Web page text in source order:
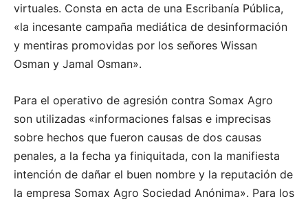
virtuales. Consta en acta de una Escribanía Pública,
«la incesante campaña mediática de desinformación
y mentiras promovidas por los señores Wissan
Osman y Jamal Osman».
Para el operativo de agresión contra Somax Agro
son utilizadas «informaciones falsas e imprecisas
sobre hechos que fueron causas de dos causas
penales, a la fecha ya finiquitada, con la manifiesta
intención de dañar el buen nombre y la reputación de
la empresa Somax Agro Sociedad Anónima». Para los